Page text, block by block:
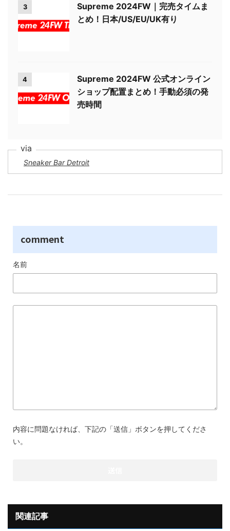
3
Supreme 2024FW｜完売タイムま
とめ！日本/US/EU/UK有り
4
Supreme 2024FW 公式オンライン
ショップ配置まとめ！手動必須の発
売時間
Sneaker Bar Detroit
comment
名前
内容に問題なければ、下記の「送信」ボタンを押してくださ
い。
関連記事